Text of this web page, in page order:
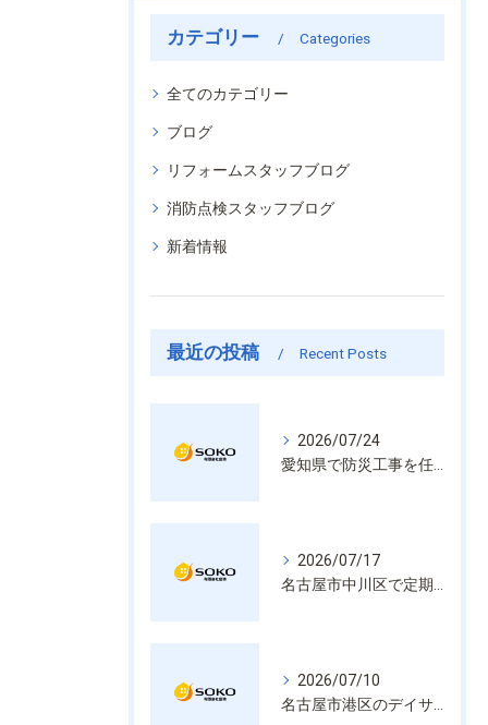
カテゴリー Categories
全てのカテゴリー
ブログ
リフォームスタッフブログ
消防点検スタッフブログ
新着情報
最近の投稿 Recent Posts
2026/07/24
2026/07/17
2026/07/10